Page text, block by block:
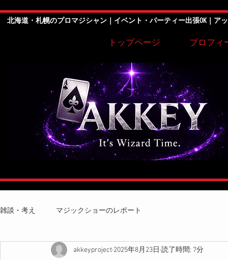
北海道・札幌のプロマジシャン｜イベント・パーティー出張OK｜ア
トップページ プロフィ
雑談・考え マジックショーのレポート
akkeyproject 2025年8月23日 読了時間: 7分